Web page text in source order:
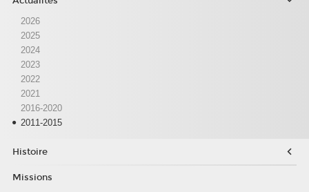
2026
2025
2024
2023
2022
2021
2016-2020
2011-2015
Histoire
Missions